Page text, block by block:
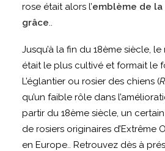
rose était alors l’emblème de
grâce..
Jusqu’à la fin du 18ème siècle,
était le plus cultivé et formait le
L’églantier ou rosier des chiens (
qu’un faible rôle dans
partir du 18ème siècle, un
de rosiers originaires d’Extrême
en Europe.. Retrouvez dès à